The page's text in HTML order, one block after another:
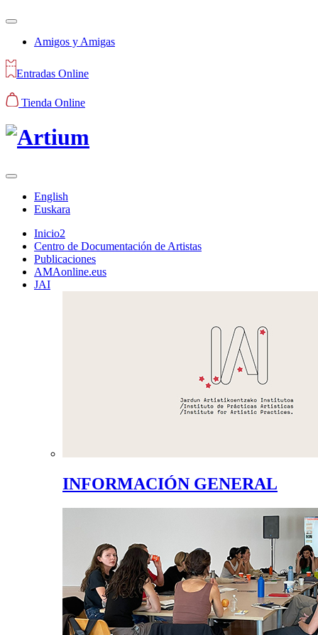
Amigos y Amigas
Entradas Online
Tienda Online
English
Euskara
Inicio2
Centro de Documentación de Artistas
Publicaciones
AMAonline.eus
JAI
INFORMACIÓN GENERAL